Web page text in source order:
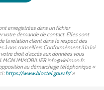
enregistrées dans un fichier
votre demande de contact. Elles sont
la relation client dans le respect des
à nos conseillers Conformément à la loi
droit d'accès aux données vous
IMMOBILIER info@vielmon.fr.
au démarchage téléphonique «
:https://www.bloctel.gouv.fr/»